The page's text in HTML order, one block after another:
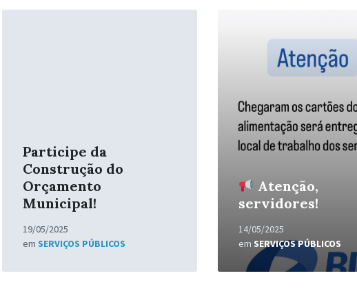
Participe da
Construção do
Orçamento
Municipal!
19/05/2025
emSERVIÇOS PÚBLICOS
Atenção,
servidores!
14/05/2025
em SERVIÇOS PÚBLICOS